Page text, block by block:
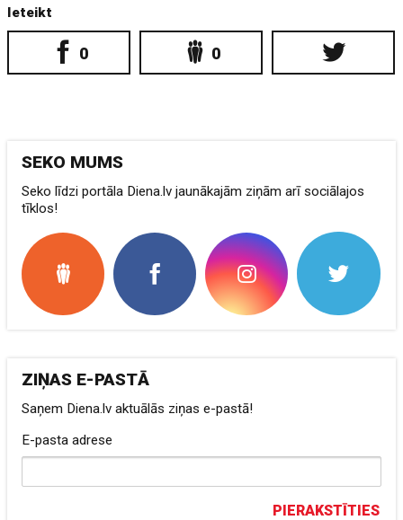
Ieteikt
0 0
SEKO MUMS
Seko līdzi portāla Diena.lv jaunākajām ziņām arī sociālajos
tīklos!
ZIŅAS E-PASTĀ
Saņem Diena.lv aktuālās ziņas e-pastā!
E-pasta adrese
PIERAKSTĪTIES